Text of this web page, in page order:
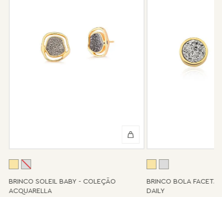
o serviço de conserto após o período de garantia. Sua joia será
enviada novamente para a fábrica, e será cobrado apenas o
valor de custo do conserto e do frete.
Informe-se conosco sobre estes custos e sobre o prazo de
disposição para orientá-la e oferecer a melhor alternativa
BRINCO SOLEIL BABY - COLEÇÃO
ACQUARELLA
BRINCO BOLA
DAILY